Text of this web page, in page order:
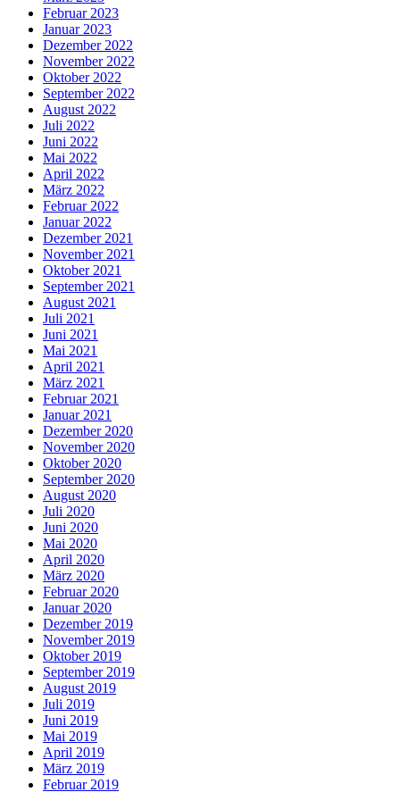
Februar 2023
Januar 2023
Dezember 2022
November 2022
Oktober 2022
September 2022
August 2022
Juli 2022
Juni 2022
Mai 2022
April 2022
März 2022
Februar 2022
Januar 2022
Dezember 2021
November 2021
Oktober 2021
September 2021
August 2021
Juli 2021
Juni 2021
Mai 2021
April 2021
März 2021
Februar 2021
Januar 2021
Dezember 2020
November 2020
Oktober 2020
September 2020
August 2020
Juli 2020
Juni 2020
Mai 2020
April 2020
März 2020
Februar 2020
Januar 2020
Dezember 2019
November 2019
Oktober 2019
September 2019
August 2019
Juli 2019
Juni 2019
Mai 2019
April 2019
März 2019
Februar 2019